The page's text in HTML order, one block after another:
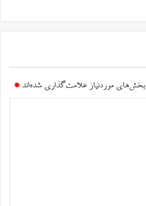
بخش‌های موردنیاز علامت‌گذاری شده‌اند *